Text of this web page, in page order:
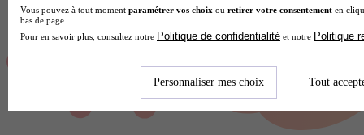
Vous pouvez à tout moment paramétrer vos choix ou retirer votre consentement en
bas de page.
Pour en savoir plus, consultez notre Politique de confidentialité et notre Politique
Personnaliser mes choix Tout